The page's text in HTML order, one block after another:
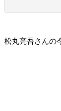
松丸亮吾さんの